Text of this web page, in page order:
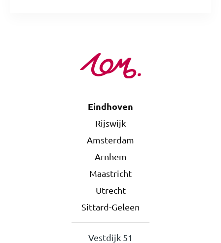
Eindhoven
Rijswijk
Amsterdam
Arnhem
Maastricht
Utrecht
Sittard-Geleen
Vestdijk 51